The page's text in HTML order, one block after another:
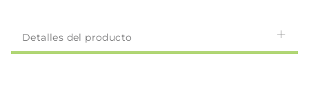
Detalles del producto